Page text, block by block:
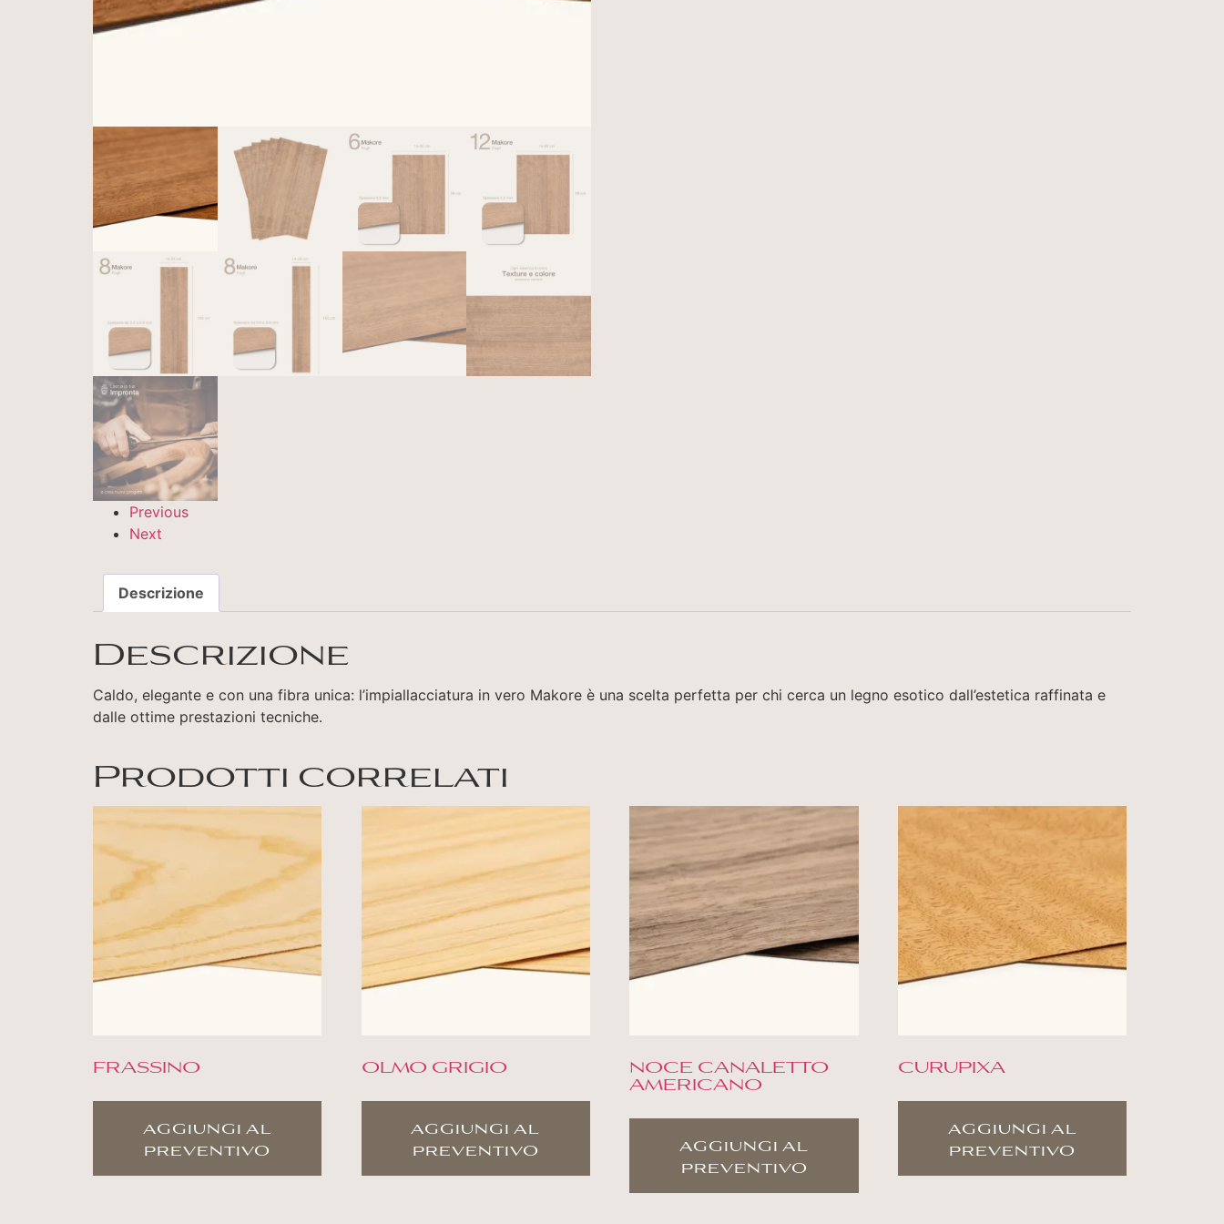
Previous
Next
Descrizione
Descrizione
Caldo, elegante e con una fibra unica: l’impiallacciatura in vero Makore è una scelta perfetta per chi cerca un legno esotico dall’estetica raffinata e
dalle ottime prestazioni tecniche.
Prodotti correlati
FRASSINO
aggiungi al
preventivo
OLMO GRIGIO
aggiungi al
preventivo
NOCE CANALETTO
AMERICANO
aggiungi al
preventivo
CURUPIXA
aggiungi al
preventivo